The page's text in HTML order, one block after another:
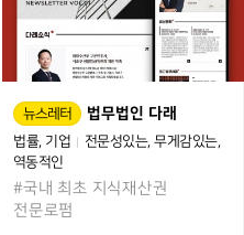
뉴스레터 법무법인 다래
법률 기업 전문성있는 무게감있는
역동적인
#국내 최초 지식재산권
전문로펌